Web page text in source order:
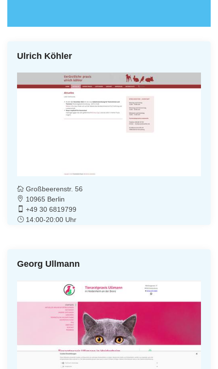
Ulrich Köhler
Großbeerenstr. 56
10965 Berlin
+49 30 6819799
14:00-20:00 Uhr
Georg Ullmann